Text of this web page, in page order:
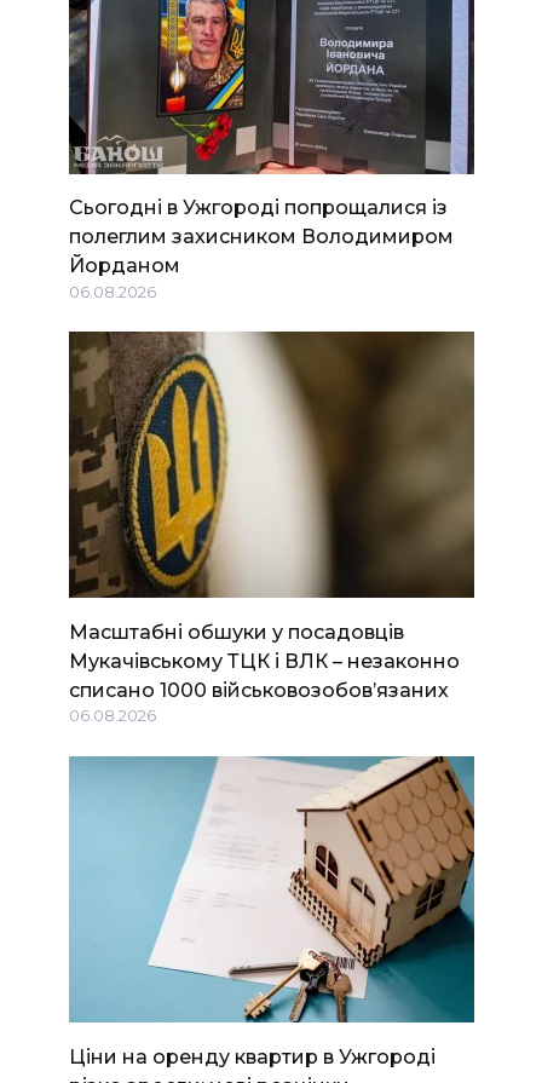
Сьогодні в Ужгороді попрощалися із
полеглим захисником Володимиром
Йорданом
06.08.2026
Масштабні обшуки у посадовців
Мукачівському ТЦК і ВЛК – незаконно
списано 1000 військовозобов’язаних
06.08.2026
Ціни на оренду квартир в Ужгороді